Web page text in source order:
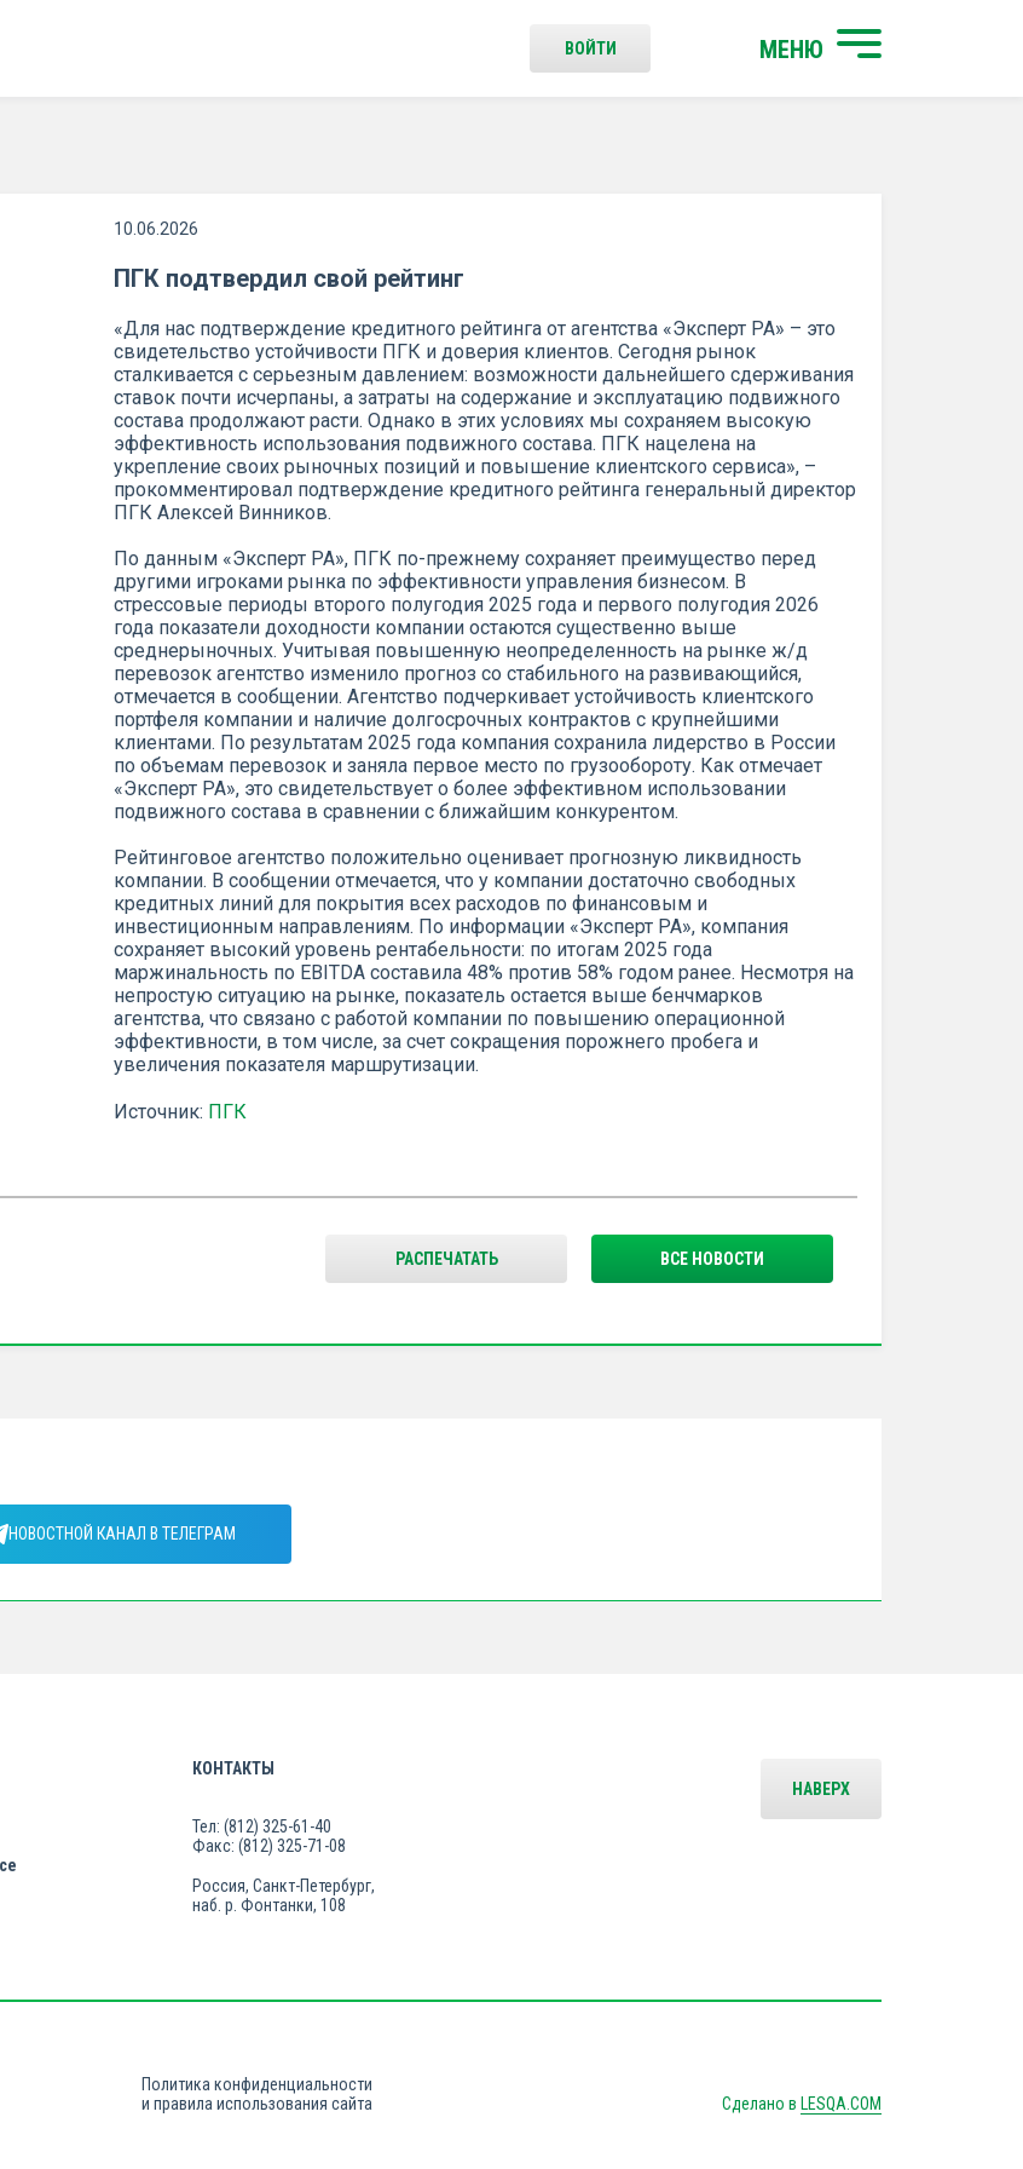
МЕНЮ
ВОЙТИ
10.06.2026
ПГК подтвердил свой рейтинг
«Для нас подтверждение кредитного рейтинга от агентства «Эксперт РА» – это
свидетельство устойчивости ПГК и доверия клиентов. Сегодня рынок
сталкивается с серьезным давлением: возможности дальнейшего сдерживания
ставок почти исчерпаны, а затраты на содержание и эксплуатацию подвижного
состава продолжают расти. Однако в этих условиях мы сохраняем высокую
эффективность использования подвижного состава. ПГК нацелена на
укрепление своих рыночных позиций и повышение клиентского сервиса», –
прокомментировал подтверждение кредитного рейтинга генеральный директор
ПГК Алексей Винников.
По данным «Эксперт РА», ПГК по-прежнему сохраняет преимущество перед
другими игроками рынка по эффективности управления бизнесом. В
стрессовые периоды второго полугодия 2025 года и первого полугодия 2026
года показатели доходности компании остаются существенно выше
среднерыночных. Учитывая повышенную неопределенность на рынке ж/д
перевозок агентство изменило прогноз со стабильного на развивающийся,
отмечается в сообщении. Агентство подчеркивает устойчивость клиентского
портфеля компании и наличие долгосрочных контрактов с крупнейшими
клиентами. По результатам 2025 года компания сохранила лидерство в России
по объемам перевозок и заняла первое место по грузообороту. Как отмечает
«Эксперт РА», это свидетельствует о более эффективном использовании
подвижного состава в сравнении с ближайшим конкурентом.
Рейтинговое агентство положительно оценивает прогнозную ликвидность
компании. В сообщении отмечается, что у компании достаточно свободных
кредитных линий для покрытия всех расходов по финансовым и
инвестиционным направлениям. По информации «Эксперт РА», компания
сохраняет высокий уровень рентабельности: по итогам 2025 года
маржинальность по EBITDA составила 48% против 58% годом ранее. Несмотря на
непростую ситуацию на рынке, показатель остается выше бенчмарков
агентства, что связано с работой компании по повышению операционной
эффективности, в том числе, за счет сокращения порожнего пробега и
увеличения показателя маршрутизации.
Источник: ПГК
ВСЕ НОВОСТИ
РАСПЕЧАТАТЬ
НОВОСТНОЙ КАНАЛ В ТЕЛЕГРАМ
КОНТАКТЫ
Тел: (812) 325-61-40
Факс: (812) 325-71-08
Россия, Санкт-Петербург,
наб. р. Фонтанки, 108
НАВЕРХ
Политика конфиденциальности
и правила использования сайта
Сделано в LESQA.COM